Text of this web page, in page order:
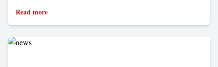
Read more